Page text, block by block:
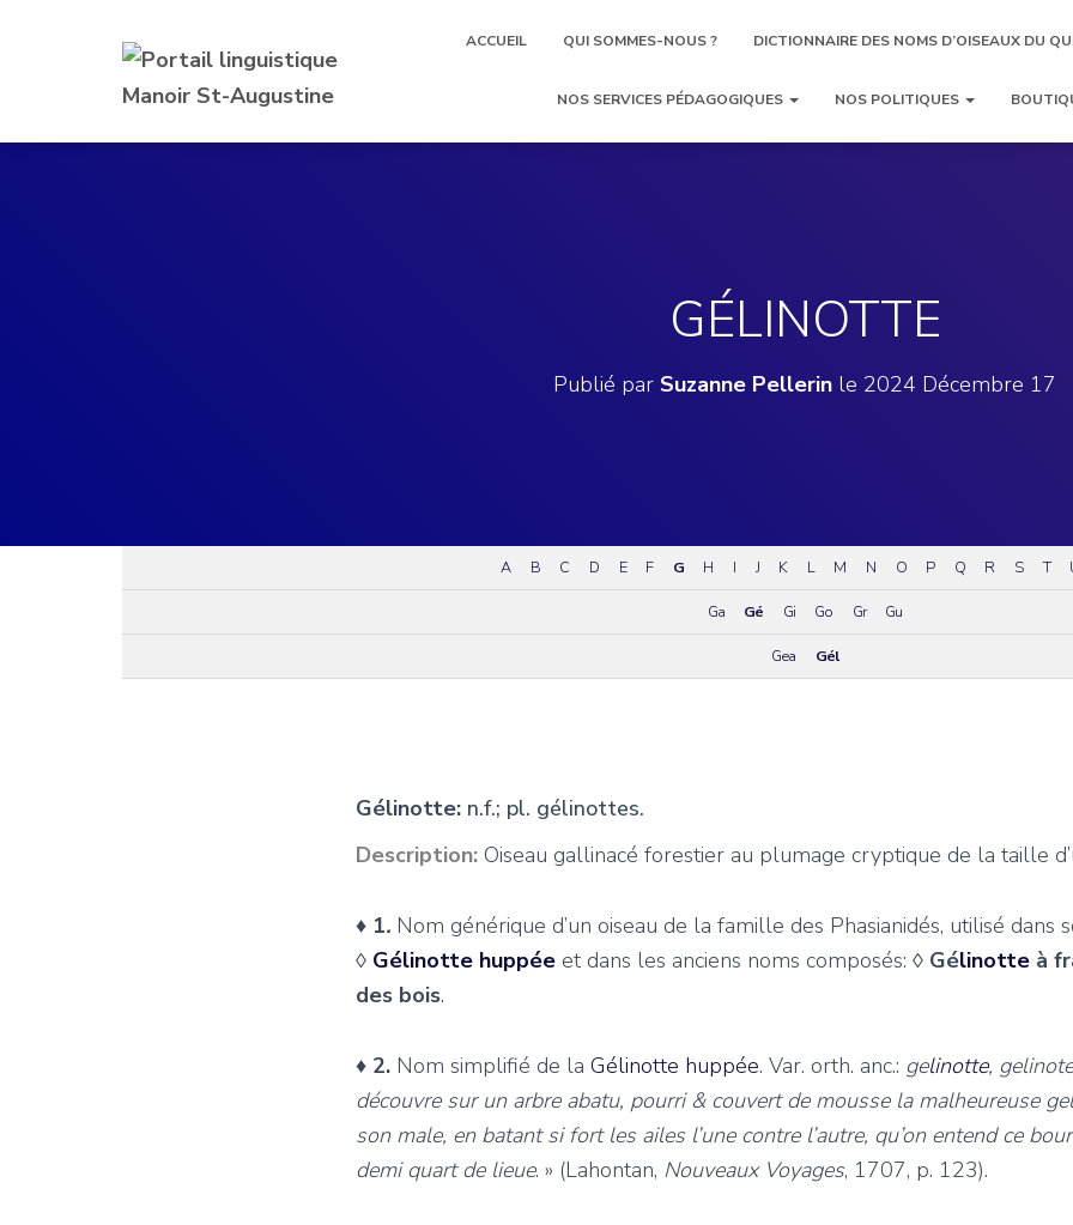
ACCUEIL QUI SOMMES-NOUS ? DICTIONNAIRE DES NOMS D’OISEAUX DU
NOS SERVICES PÉDAGOGIQUES NOS POLITIQUES
GÉLINOTTE
Publié par Suzanne Pellerin le 2024 Décembre 17
A B C D E F G H I J K L M N O P Q R S T
Ga Gé Gi Go Gr Gu
Gea Gél
Gélinotte: n.f.; pl. gélinottes.
Description: Oiseau gallinacé forestier au plumage cryptique de la taille
♦ 1. Nom générique d’un oiseau de la famille des Phasianidés, utilisé dans
◊ Gélinotte huppée et dans les anciens noms composés: ◊ Gélinotte à
des bois.
♦ 2. Nom simplifié de la Gélinotte huppée. Var. orth. anc.: gelinotte, gelinote
découvre sur un arbre abatu, pourri & couvert de mousse la malheureuse
son male, en batant si fort les ailes l’une contre l’autre, qu’on entend ce
demi quart de lieue. » (Lahontan, Nouveaux Voyages, 1707, p. 123).